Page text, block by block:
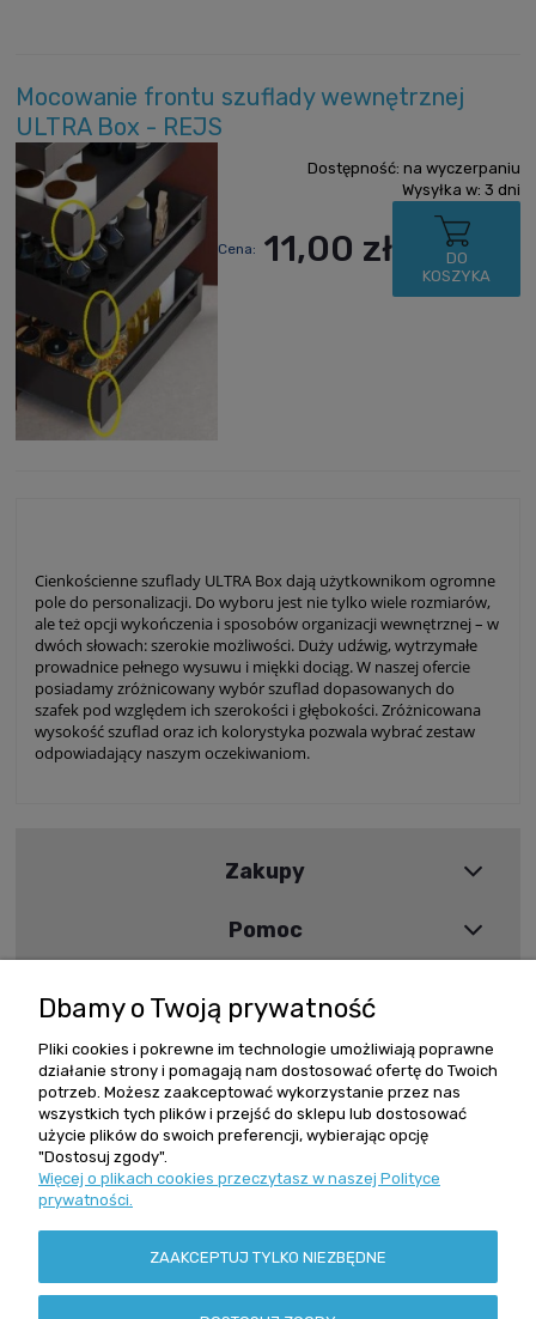
Mocowanie frontu szuflady wewnętrznej
ULTRA Box - REJS
Dostępność: na wyczerpaniu
Wysyłka w: 3 dni
Cena: 11,00 zł
DO
KOSZYKA
Cienkościenne szuflady ULTRA Box dają użytkownikom ogromne
pole do personalizacji. Do wyboru jest nie tylko wiele rozmiarów,
ale też opcji wykończenia i sposobów organizacji wewnętrznej – w
dwóch słowach: szerokie możliwości. Duży udźwig, wytrzymałe
prowadnice pełnego wysuwu i miękki dociąg. W naszej ofercie
posiadamy zróżnicowany wybór szuflad dopasowanych do
szafek pod względem ich szerokości i głębokości. Zróżnicowana
wysokość szuflad oraz ich kolorystyka pozwala wybrać zestaw
odpowiadający naszym oczekiwaniom.
Zakupy
Pomoc
Informacje
Szybki kontakt
Zamówienia +48 602 279 234
ul. Grochowska 162/164
04-329 Warszawa
Dbamy o Twoją prywatność
Pliki cookies i pokrewne im technologie umożliwiają poprawne
działanie strony i pomagają nam dostosować ofertę do Twoich
potrzeb. Możesz zaakceptować wykorzystanie przez nas
wszystkich tych plików i przejść do sklepu lub dostosować
użycie plików do swoich preferencji, wybierając opcję
"Dostosuj zgody".
Więcej o plikach cookies przeczytasz w naszej Polityce
prywatności.
ZAAKCEPTUJ TYLKO NIEZBĘDNE